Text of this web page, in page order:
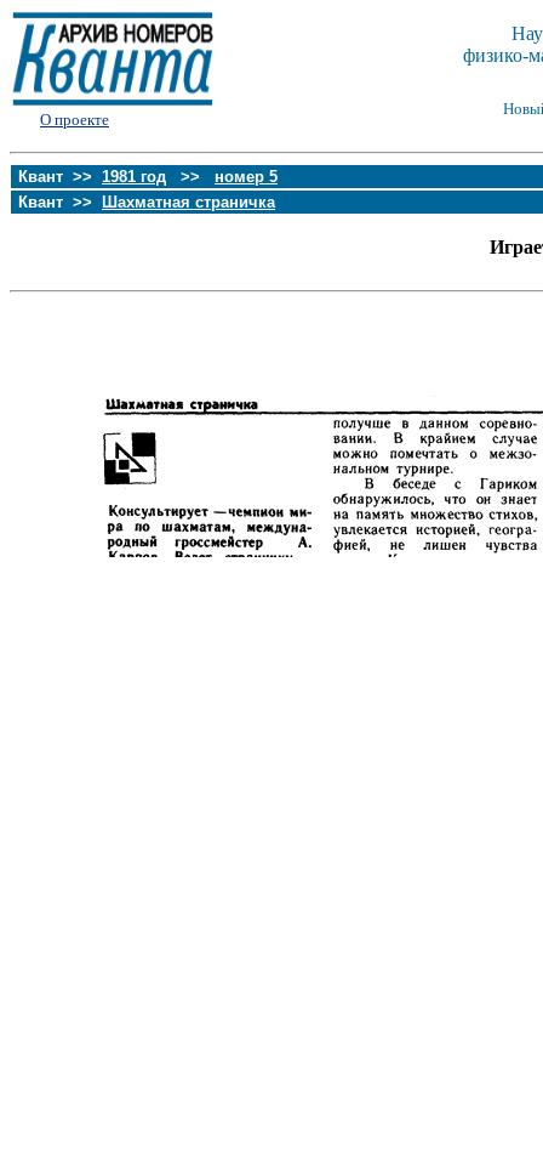
О проекте
физико-
Квант >> 1981 год >> номер 5
Квант >>
Шахматная страничка